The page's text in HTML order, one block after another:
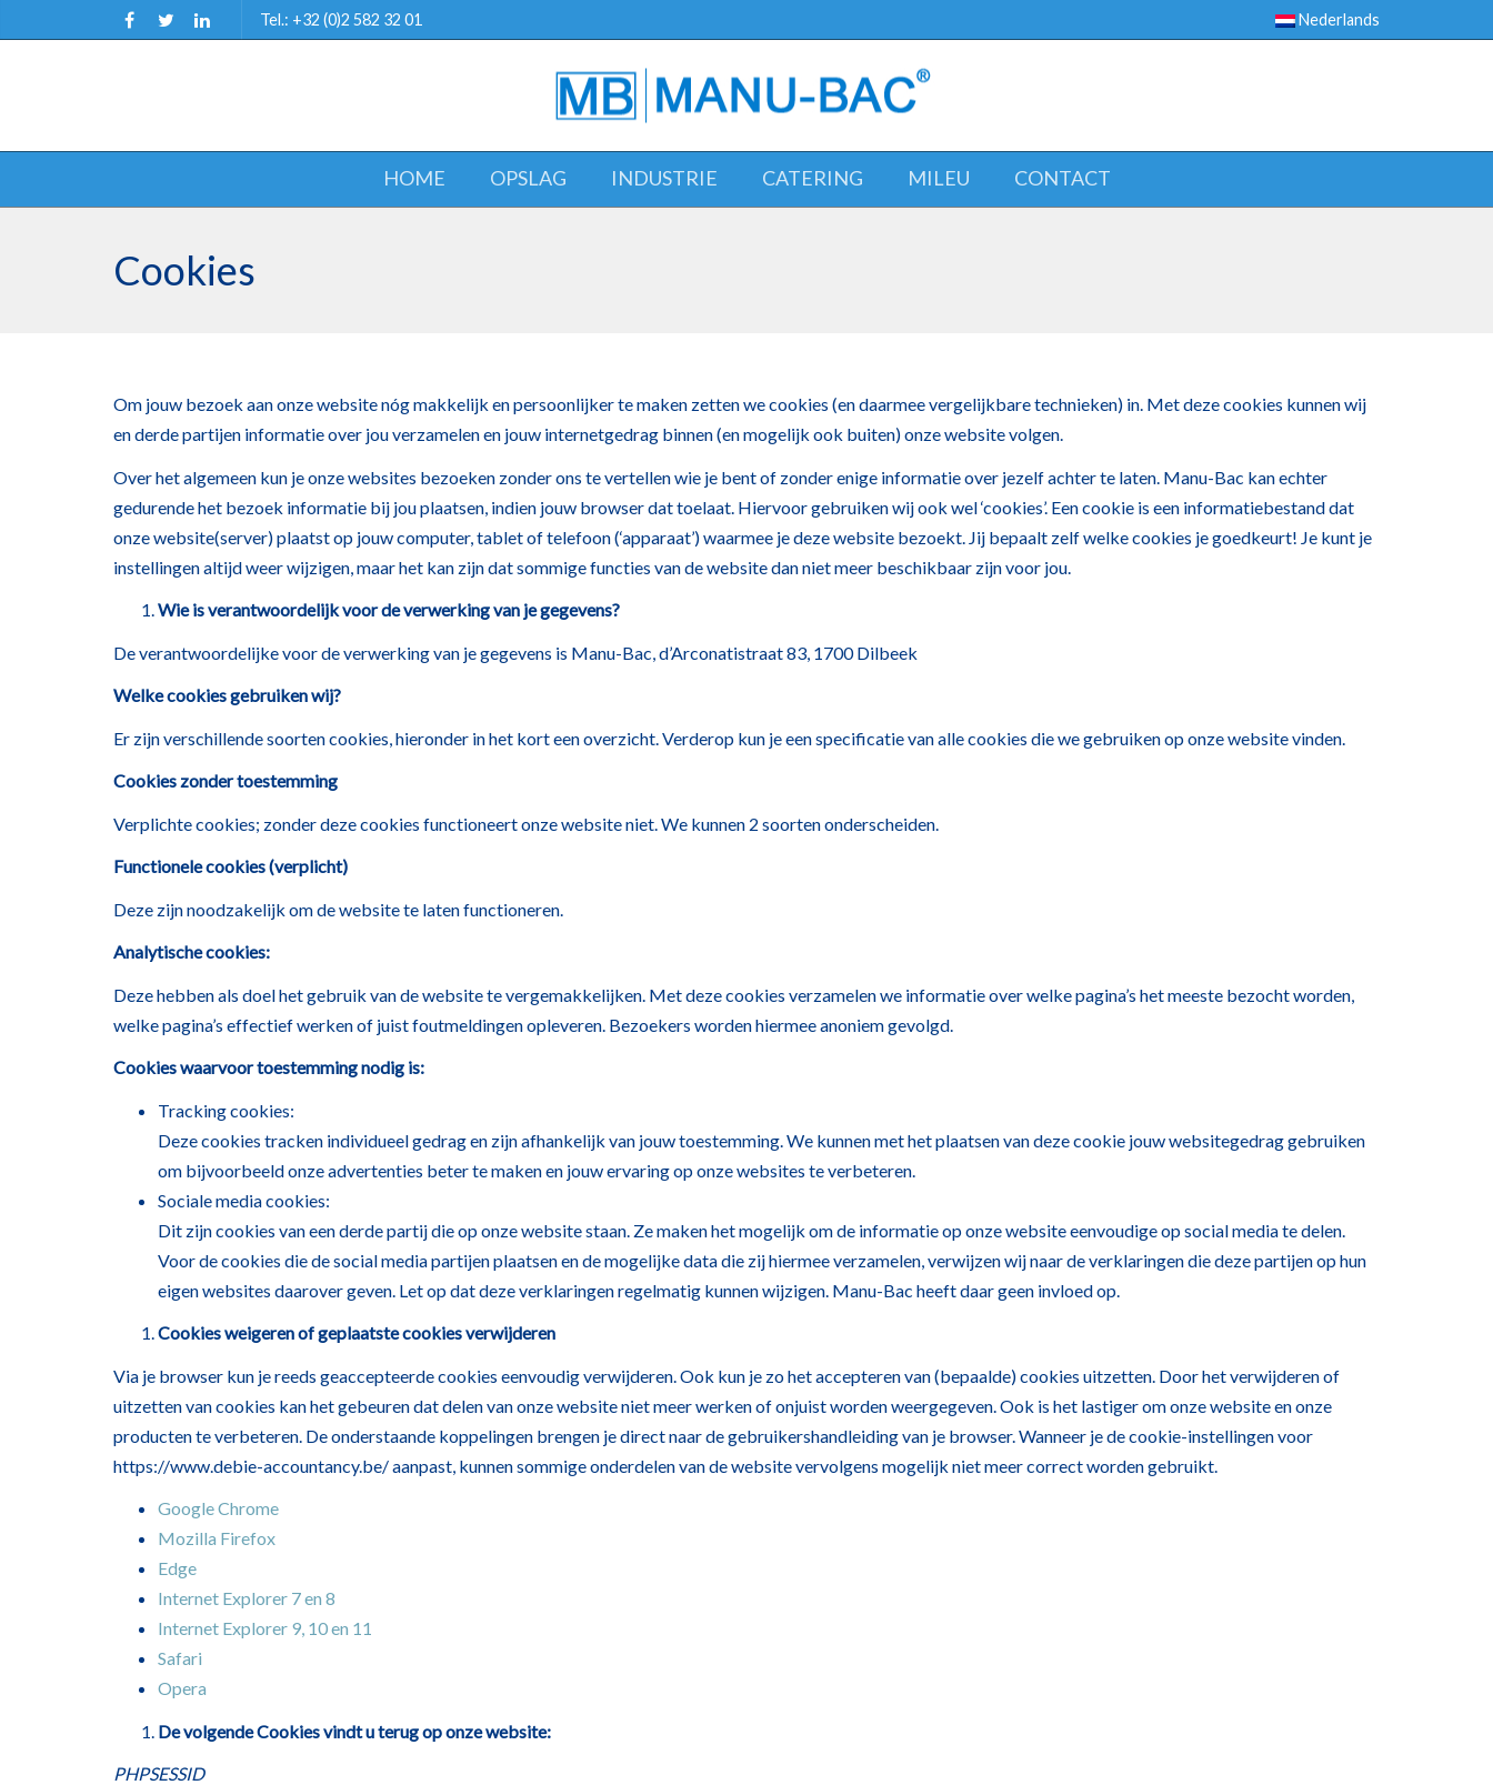
Tel.: +32 (0)2 582 32 01 Nederlands
HOME OPSLAG INDUSTRIE CATERING MILEU CONTACT
Cookies
Om jouw bezoek aan onze website nóg makkelijk en persoonlijker te maken zetten we cookies (en daarmee vergelijkbare technieken) in. Met deze cookies kunnen wij
en derde partijen informatie over jou verzamelen en jouw internetgedrag binnen (en mogelijk ook buiten) onze website volgen.
Over het algemeen kun je onze websites bezoeken zonder ons te vertellen wie je bent of zonder enige informatie over jezelf achter te laten. Manu-Bac kan echter
gedurende het bezoek informatie bij jou plaatsen, indien jouw browser dat toelaat. Hiervoor gebruiken wij ook wel ‘cookies’. Een cookie is een informatiebestand dat
onze website(server) plaatst op jouw computer, tablet of telefoon (‘apparaat’) waarmee je deze website bezoekt. Jij bepaalt zelf welke cookies je goedkeurt! Je kunt je
instellingen altijd weer wijzigen, maar het kan zijn dat sommige functies van de website dan niet meer beschikbaar zijn voor jou.
Wie is verantwoordelijk voor de verwerking van je gegevens?
De verantwoordelijke voor de verwerking van je gegevens is Manu-Bac, d’Arconatistraat 83, 1700 Dilbeek
Welke cookies gebruiken wij?
Er zijn verschillende soorten cookies, hieronder in het kort een overzicht. Verderop kun je een specificatie van alle cookies die we gebruiken op onze website vinden.
Cookies zonder toestemming
Verplichte cookies; zonder deze cookies functioneert onze website niet. We kunnen 2 soorten onderscheiden.
Functionele cookies (verplicht)
Deze zijn noodzakelijk om de website te laten functioneren.
Analytische cookies:
Deze hebben als doel het gebruik van de website te vergemakkelijken. Met deze cookies verzamelen we informatie over welke pagina’s het meeste bezocht worden,
welke pagina’s effectief werken of juist foutmeldingen opleveren. Bezoekers worden hiermee anoniem gevolgd.
Cookies waarvoor toestemming nodig is:
Tracking cookies:
Deze cookies tracken individueel gedrag en zijn afhankelijk van jouw toestemming. We kunnen met het plaatsen van deze cookie jouw websitegedrag gebruiken
om bijvoorbeeld onze advertenties beter te maken en jouw ervaring op onze websites te verbeteren.
Sociale media cookies:
Dit zijn cookies van een derde partij die op onze website staan. Ze maken het mogelijk om de informatie op onze website eenvoudige op social media te delen.
Voor de cookies die de social media partijen plaatsen en de mogelijke data die zij hiermee verzamelen, verwijzen wij naar de verklaringen die deze partijen op hun
eigen websites daarover geven. Let op dat deze verklaringen regelmatig kunnen wijzigen. Manu-Bac heeft daar geen invloed op.
Cookies weigeren of geplaatste cookies verwijderen
Via je browser kun je reeds geaccepteerde cookies eenvoudig verwijderen. Ook kun je zo het accepteren van (bepaalde) cookies uitzetten. Door het verwijderen of
uitzetten van cookies kan het gebeuren dat delen van onze website niet meer werken of onjuist worden weergegeven. Ook is het lastiger om onze website en onze
producten te verbeteren. De onderstaande koppelingen brengen je direct naar de gebruikershandleiding van je browser. Wanneer je de cookie-instellingen voor
https://www.debie-accountancy.be/ aanpast, kunnen sommige onderdelen van de website vervolgens mogelijk niet meer correct worden gebruikt.
Google Chrome
Mozilla Firefox
Edge
Internet Explorer 7 en 8
Internet Explorer 9, 10 en 11
Safari
Opera
De volgende Cookies vindt u terug op onze website:
PHPSESSID